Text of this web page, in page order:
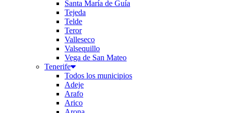
Santa María de Guía
Tejeda
Telde
Teror
Valleseco
Valsequillo
Vega de San Mateo
Tenerife
Todos los municipios
Adeje
Arafo
Arico